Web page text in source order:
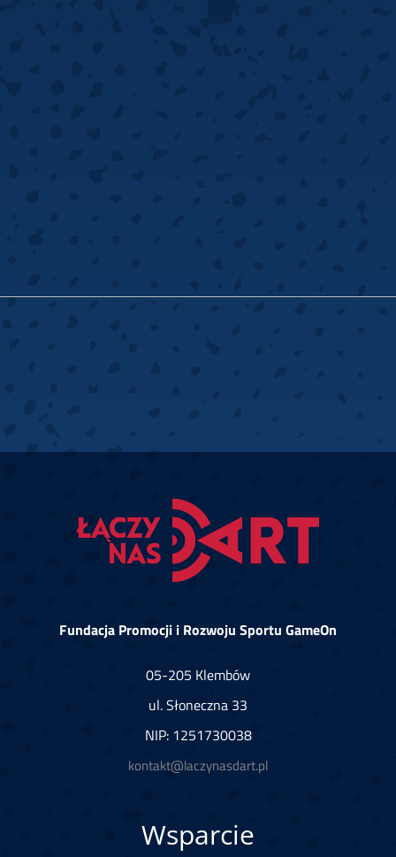
Fundacja Promocji i Rozwoju Sportu GameOn
05-205 Klembów
ul. Słoneczna 33
NIP: 1251730038
kontakt@laczynasdart.pl
Wsparcie